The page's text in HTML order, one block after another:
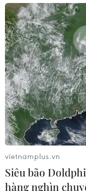
TIN CÙNG
vietnamplus.vn
Siêu bão
hàng nghìn